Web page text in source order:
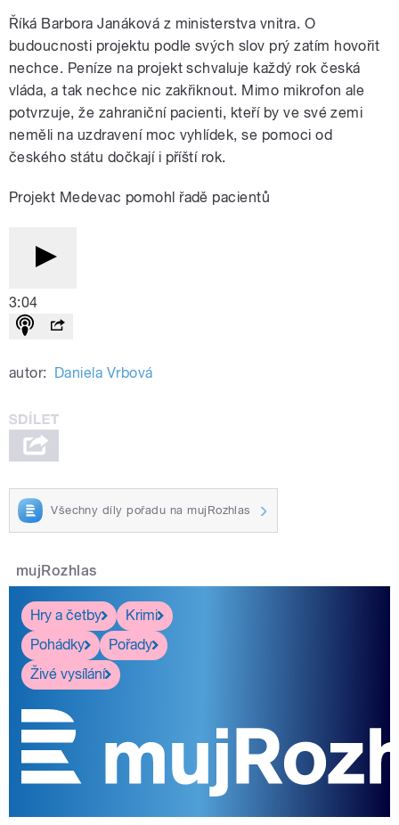
Říká Barbora Janáková z ministerstva vnitra. O
budoucnosti projektu podle svých slov prý zatím hovořit
nechce. Peníze na projekt schvaluje každý rok česká
vláda, a tak nechce nic zakřiknout. Mimo mikrofon ale
potvrzuje, že zahraniční pacienti, kteří by ve své zemi
neměli na uzdravení moc vyhlídek, se pomoci od
českého státu dočkají i příští rok.
Projekt Medevac pomohl řadě pacientů
3:04
autor: Daniela Vrbová
Všechny díly pořadu na mujRozhlas
mujRozhlas
Hry a četby
Krimi
Pohádky
Pořady
Živé vysílání